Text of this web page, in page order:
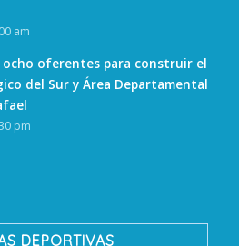
am
ocho oferentes para construir el
del Sur y Área Departamental
pm
DEPORTIVAS